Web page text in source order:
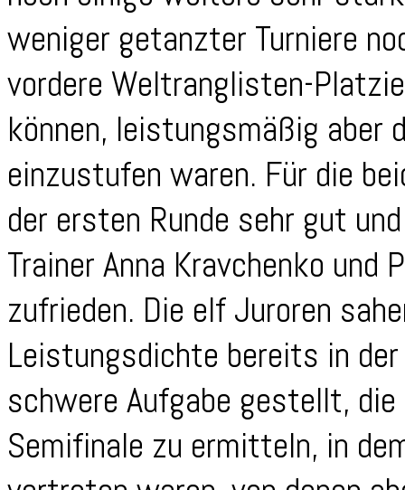
weniger getanzter Turniere
vordere Weltranglisten-
können, leistungsmäßig aber
einzustufen waren. Für die
der ersten Runde sehr gut
Trainer Anna Kravchenko und
zufrieden. Die elf Juroren
Leistungsdichte bereits in
schwere Aufgabe gestellt,
Semifinale zu ermitteln, in